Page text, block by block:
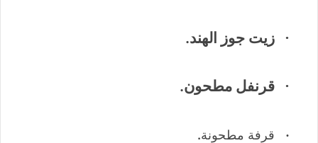
· زيت جوز الهند.
· قرنفل مطحون.
· قرفة مطحونة.